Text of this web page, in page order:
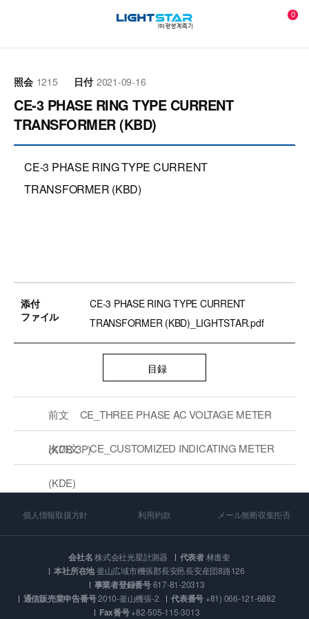
0
ソフトウェア 取扱説明書
照会 1215 日付 2021-09-16
CE-3 PHASE RING TYPE CURRENT
TRANSFORMER (KBD)
CE-3 PHASE RING TYPE CURRENT
TRANSFORMER (KBD)
添付
ファイル
CE-3 PHASE RING TYPE CURRENT
TRANSFORMER (KBD)_LIGHTSTAR.pdf
目録
前文 CE_THREE PHASE AC VOLTAGE METER
(KDB-3P)
次の文 CE_CUSTOMIZED INDICATING METER
(KDE)
個人情報取扱方針 利用約款 メール無断収集拒否
会社名株式会社光星計測器 代表者林進奎
本社所在地釜山広域市機張郡長安邑長安産団8路126
事業者登録番号617-81-20313
通信販売業申告番号2010-釜山機張-2 代表番号 +81) 066-121-6882
Fax番号+82-505-115-3013